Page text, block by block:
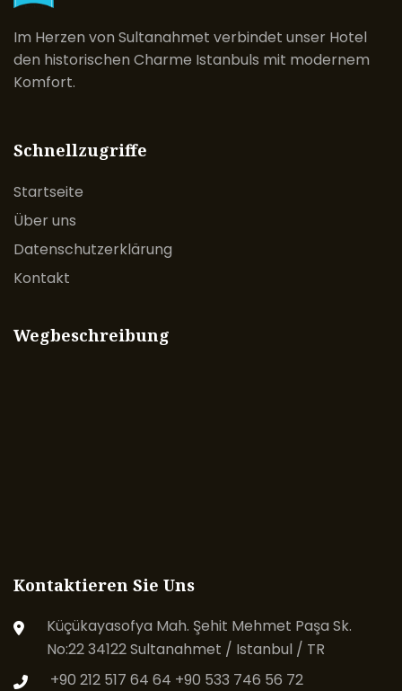
Im Herzen von Sultanahmet verbindet unser Hotel
den historischen Charme Istanbuls mit modernem
Komfort.
Schnellzugriffe
Startseite
Über uns
Datenschutzerklärung
Kontakt
Wegbeschreibung
Kontaktieren Sie Uns
Küçükayasofya Mah. Şehit Mehmet Paşa Sk.
No:22 34122 Sultanahmet / Istanbul / TR
+90 212 517 64 64 +90 533 746 56 72